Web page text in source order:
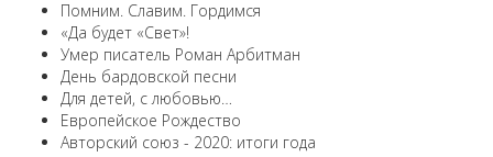
Помним. Славим. Гордимся
«Да будет «Свет»!
Умер писатель Роман Арбитман
День бардовской песни
Для детей, с любовью…
Европейскоe Рождество
Авторский союз - 2020: итоги года